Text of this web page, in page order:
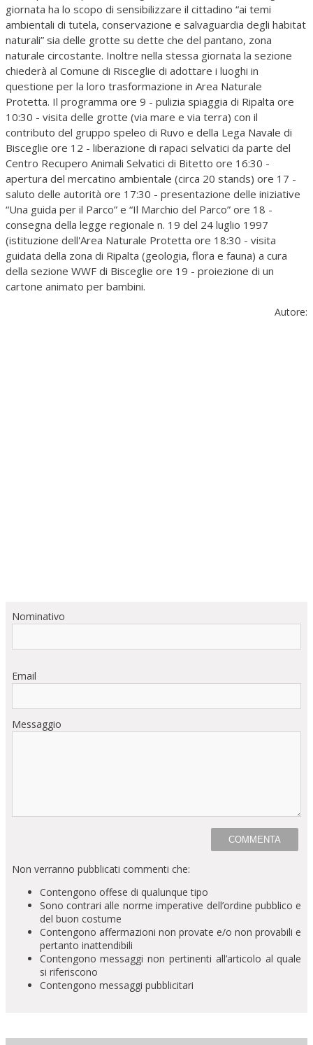
giornata ha lo scopo di sensibilizzare il cittadino “ai temi
ambientali di tutela, conservazione e salvaguardia degli habitat
naturali” sia delle grotte su dette che del pantano, zona
naturale circostante. Inoltre nella stessa giornata la sezione
chiederà al Comune di Risceglie di adottare i luoghi in
questione per la loro trasformazione in Area Naturale
Protetta. Il programma ore 9 - pulizia spiaggia di Ripalta ore
10:30 - visita delle grotte (via mare e via terra) con il
contributo del gruppo speleo di Ruvo e della Lega Navale di
Bisceglie ore 12 - liberazione di rapaci selvatici da parte del
Centro Recupero Animali Selvatici di Bitetto ore 16:30 -
apertura del mercatino ambientale (circa 20 stands) ore 17 -
saluto delle autorità ore 17:30 - presentazione delle iniziative
“Una guida per il Parco” e “Il Marchio del Parco” ore 18 -
consegna della legge regionale n. 19 del 24 luglio 1997
(istituzione dell'Area Naturale Protetta ore 18:30 - visita
guidata della zona di Ripalta (geologia, flora e fauna) a cura
della sezione WWF di Bisceglie ore 19 - proiezione di un
cartone animato per bambini.
Autore:
Nominativo
Email
Messaggio
Non verranno pubblicati commenti che:
Contengono offese di qualunque tipo
Sono contrari alle norme imperative dell’ordine pubblico e
del buon costume
Contengono affermazioni non provate e/o non provabili e
pertanto inattendibili
Contengono messaggi non pertinenti all’articolo al quale
si riferiscono
Contengono messaggi pubblicitari